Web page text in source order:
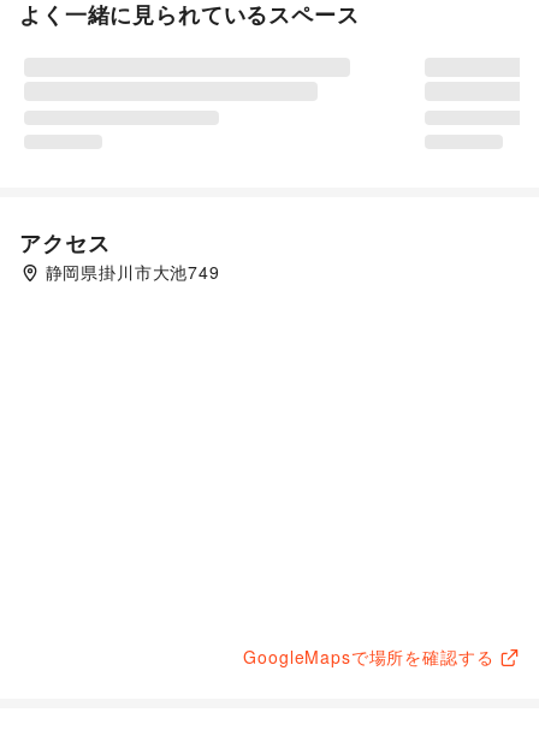
よく一緒に見られているスペース
アクセス
静岡県掛川市大池749
GoogleMapsで場所を確認する